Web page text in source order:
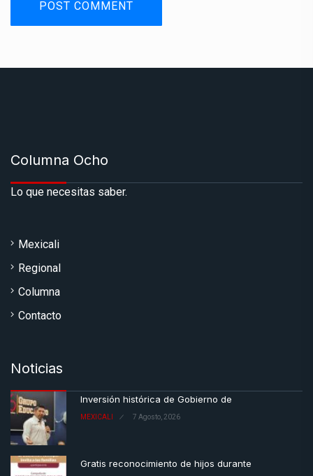
Columna Ocho
Lo que necesitas saber.
Mexicali
Regional
Columna
Contacto
Noticias
Inversión histórica de Gobierno de
MEXICALI 7 Agosto, 2026
Gratis reconocimiento de hijos durante